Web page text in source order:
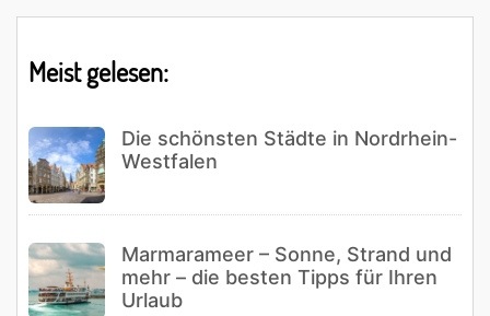
Meist gelesen:
Die schönsten Städte in Nordrhein-
Westfalen
Marmarameer – Sonne, Strand und
mehr – die besten Tipps für Ihren
Urlaub